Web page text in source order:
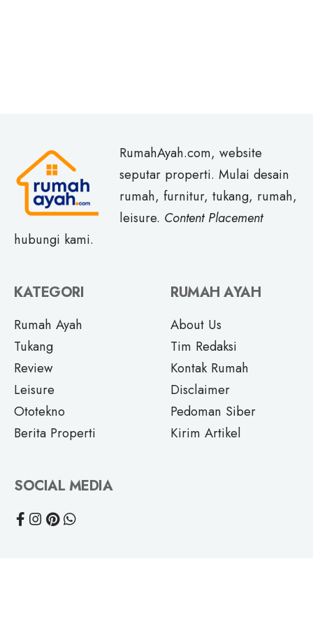
RumahAyah.com, website
seputar properti. Mulai desain
rumah, furnitur, tukang, rumah,
leisure. Content Placement
hubungi kami.
KATEGORI
Rumah Ayah
Tukang
Review
Leisure
Ototekno
Berita Properti
RUMAH AYAH
About Us
Tim Redaksi
Kontak Rumah
Disclaimer
Pedoman Siber
Kirim Artikel
SOCIAL MEDIA